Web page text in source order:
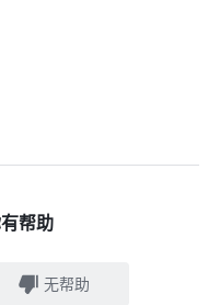
帮助
无帮助